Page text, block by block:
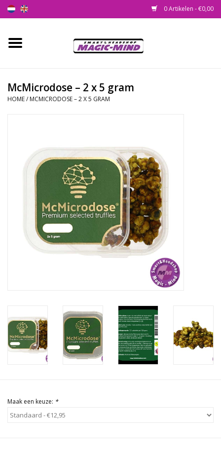
0 Artikelen - €0,00
Home
Smartshop
SEEDSHOP
Health Supplies
Psychedelic
Rituals & Wierook
McMicrodose – 2 x 5 gram
HOME/ MCMICRODOSE – 2 X 5 GRAM
Maak een keuze: *